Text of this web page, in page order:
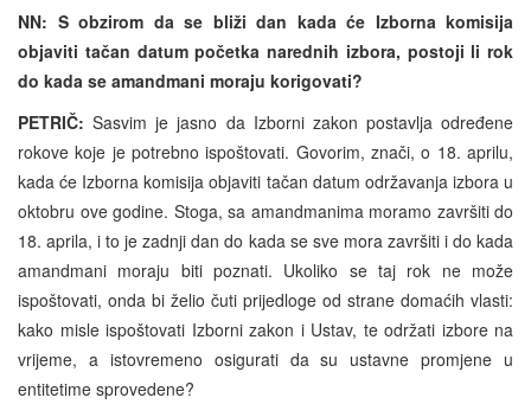
NN: S obzirom da se bliži dan kada će Izborna komisija
objaviti tačan datum početka narednih izbora, postoji li rok
do kada se amandmani moraju korigovati?
PETRIČ:Sasvim je jasno da Izborni zakon postavlja određene
rokove koje je potrebno ispoštovati. Govorim, znači, o 18. aprilu,
kada će Izborna komisija objaviti tačan datum održavanja izbora u
oktobru ove godine. Stoga, sa amandmanima moramo završiti do
18. aprila, i to je zadnji dan do kada se sve mora završiti i do kada
amandmani moraju biti poznati. Ukoliko se taj rok ne može
ispoštovati, onda bi želio čuti prijedloge od strane domaćih vlasti:
kako misle ispoštovati Izborni zakon i Ustav, te održati izbore na
vrijeme, a istovremeno osigurati da su ustavne promjene u
entitetime sprovedene?